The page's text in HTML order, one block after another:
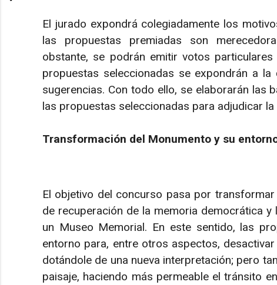
El jurado expondrá colegiadamente los
las propuestas premiadas son
obstante, se podrán emitir votos
propuestas seleccionadas se expondrán a
sugerencias. Con todo ello, se elaborarán las
las propuestas seleccionadas para adjudicar
Transformación del Monumento y su
El objetivo del concurso pasa por
de recuperación de la memoria democrática
un Museo Memorial. En este sentido, las
entorno para, entre otros aspectos,
dotándole de una nueva interpretación; pero
paisaje, haciendo más permeable el tránsito